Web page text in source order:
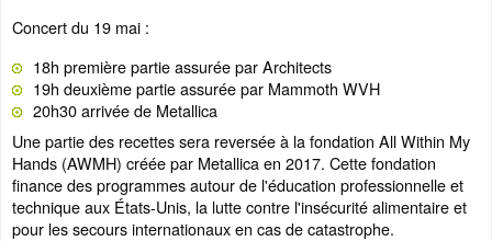
Concert du 19 mai :
18h première partie assurée par Architects
19h deuxième partie assurée par Mammoth WVH
20h30 arrivée de Metallica
Une partie des recettes sera reversée à la fondation All Within My
Hands (AWMH) créée par Metallica en 2017. Cette fondation
finance des programmes autour de l'éducation professionnelle et
technique aux États-Unis, la lutte contre l'insécurité alimentaire et
pour les secours internationaux en cas de catastrophe.